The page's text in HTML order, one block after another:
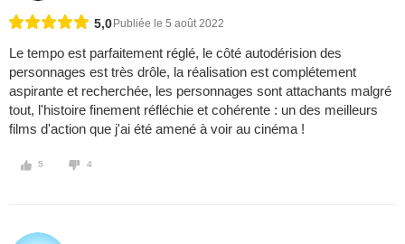
5,0 Publiée le 5 août 2022
Le tempo est parfaitement réglé, le côté autodérision des
personnages est très drôle, la réalisation est complétement
aspirante et recherchée, les personnages sont attachants malgré
tout, l'histoire finement réfléchie et cohérente : un des meilleurs
films d'action que j'ai été amené à voir au cinéma !
5 4